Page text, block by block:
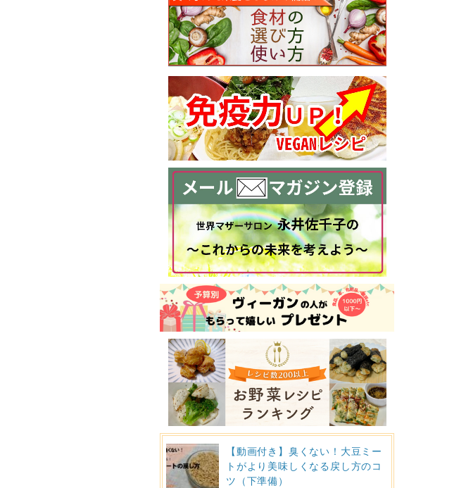
【動画付き】臭くない！大豆ミー
トがより美味しくなる戻し方のコ
ツ（下準備）